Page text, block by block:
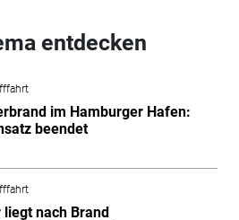
entdecken
im Hamburger Hafen:
beendet
liegt nach Brand